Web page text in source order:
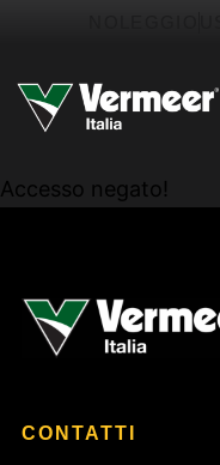
contenuto
Accesso negato!
CONTATTI